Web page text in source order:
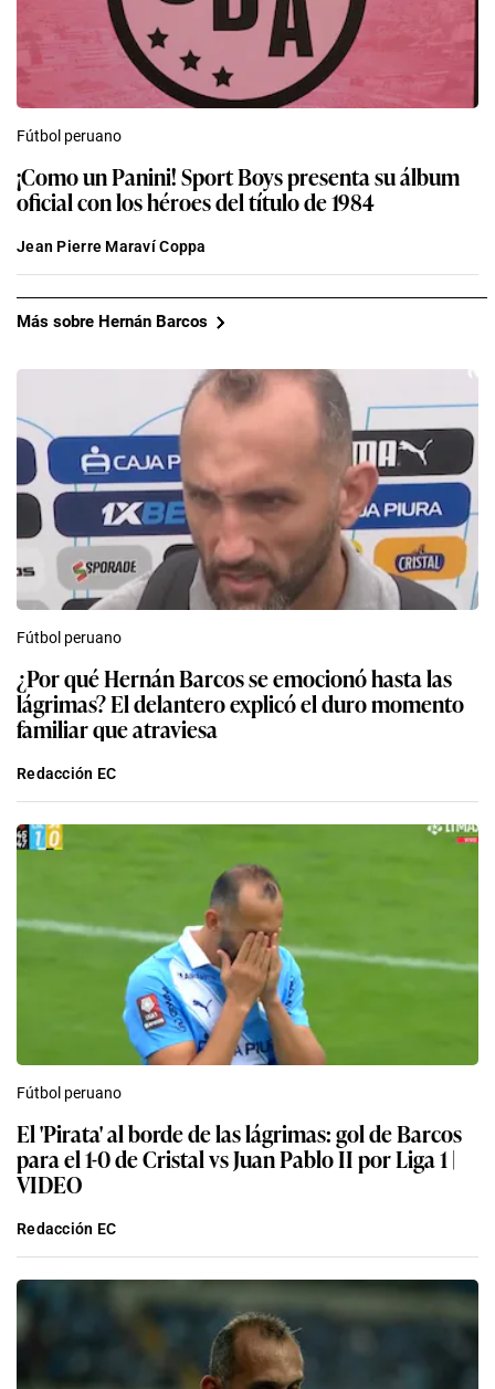
Fútbol peruano
¡Como un Panini! Sport Boys presenta su álbum
oficial con los héroes del título de 1984
Jean Pierre Maraví Coppa
Más sobre Hernán Barcos
Fútbol peruano
¿Por qué Hernán Barcos se emocionó hasta las
lágrimas? El delantero explicó el duro momento
familiar que atraviesa
Redacción EC
Fútbol peruano
El 'Pirata' al borde de las lágrimas: gol de Barcos
para el 1-0 de Cristal vs Juan Pablo II por Liga 1 |
VIDEO
Redacción EC